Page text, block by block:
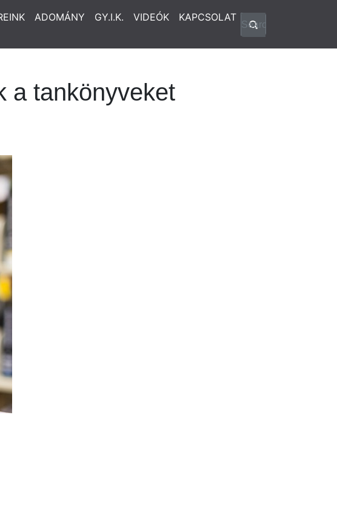
ADOMÁNY GY.I.K. VIDEÓK KAPCSOLAT
a tankönyveket